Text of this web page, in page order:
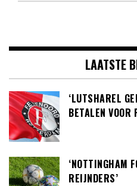
LAATSTE
‘LUTSHAREL
BETALEN VOOR
‘NOTTINGHAM
REIJNDERS’